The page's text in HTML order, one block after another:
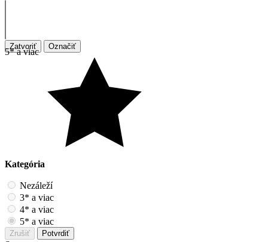
Zatvoriť Označiť
5* a viac
Kategória
Nezáleží
3* a viac
4* a viac
5* a viac
Zrušiť Potvrdiť